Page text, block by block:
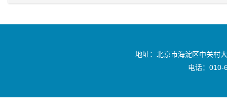
地址：北京市海淀区中关村
电话：